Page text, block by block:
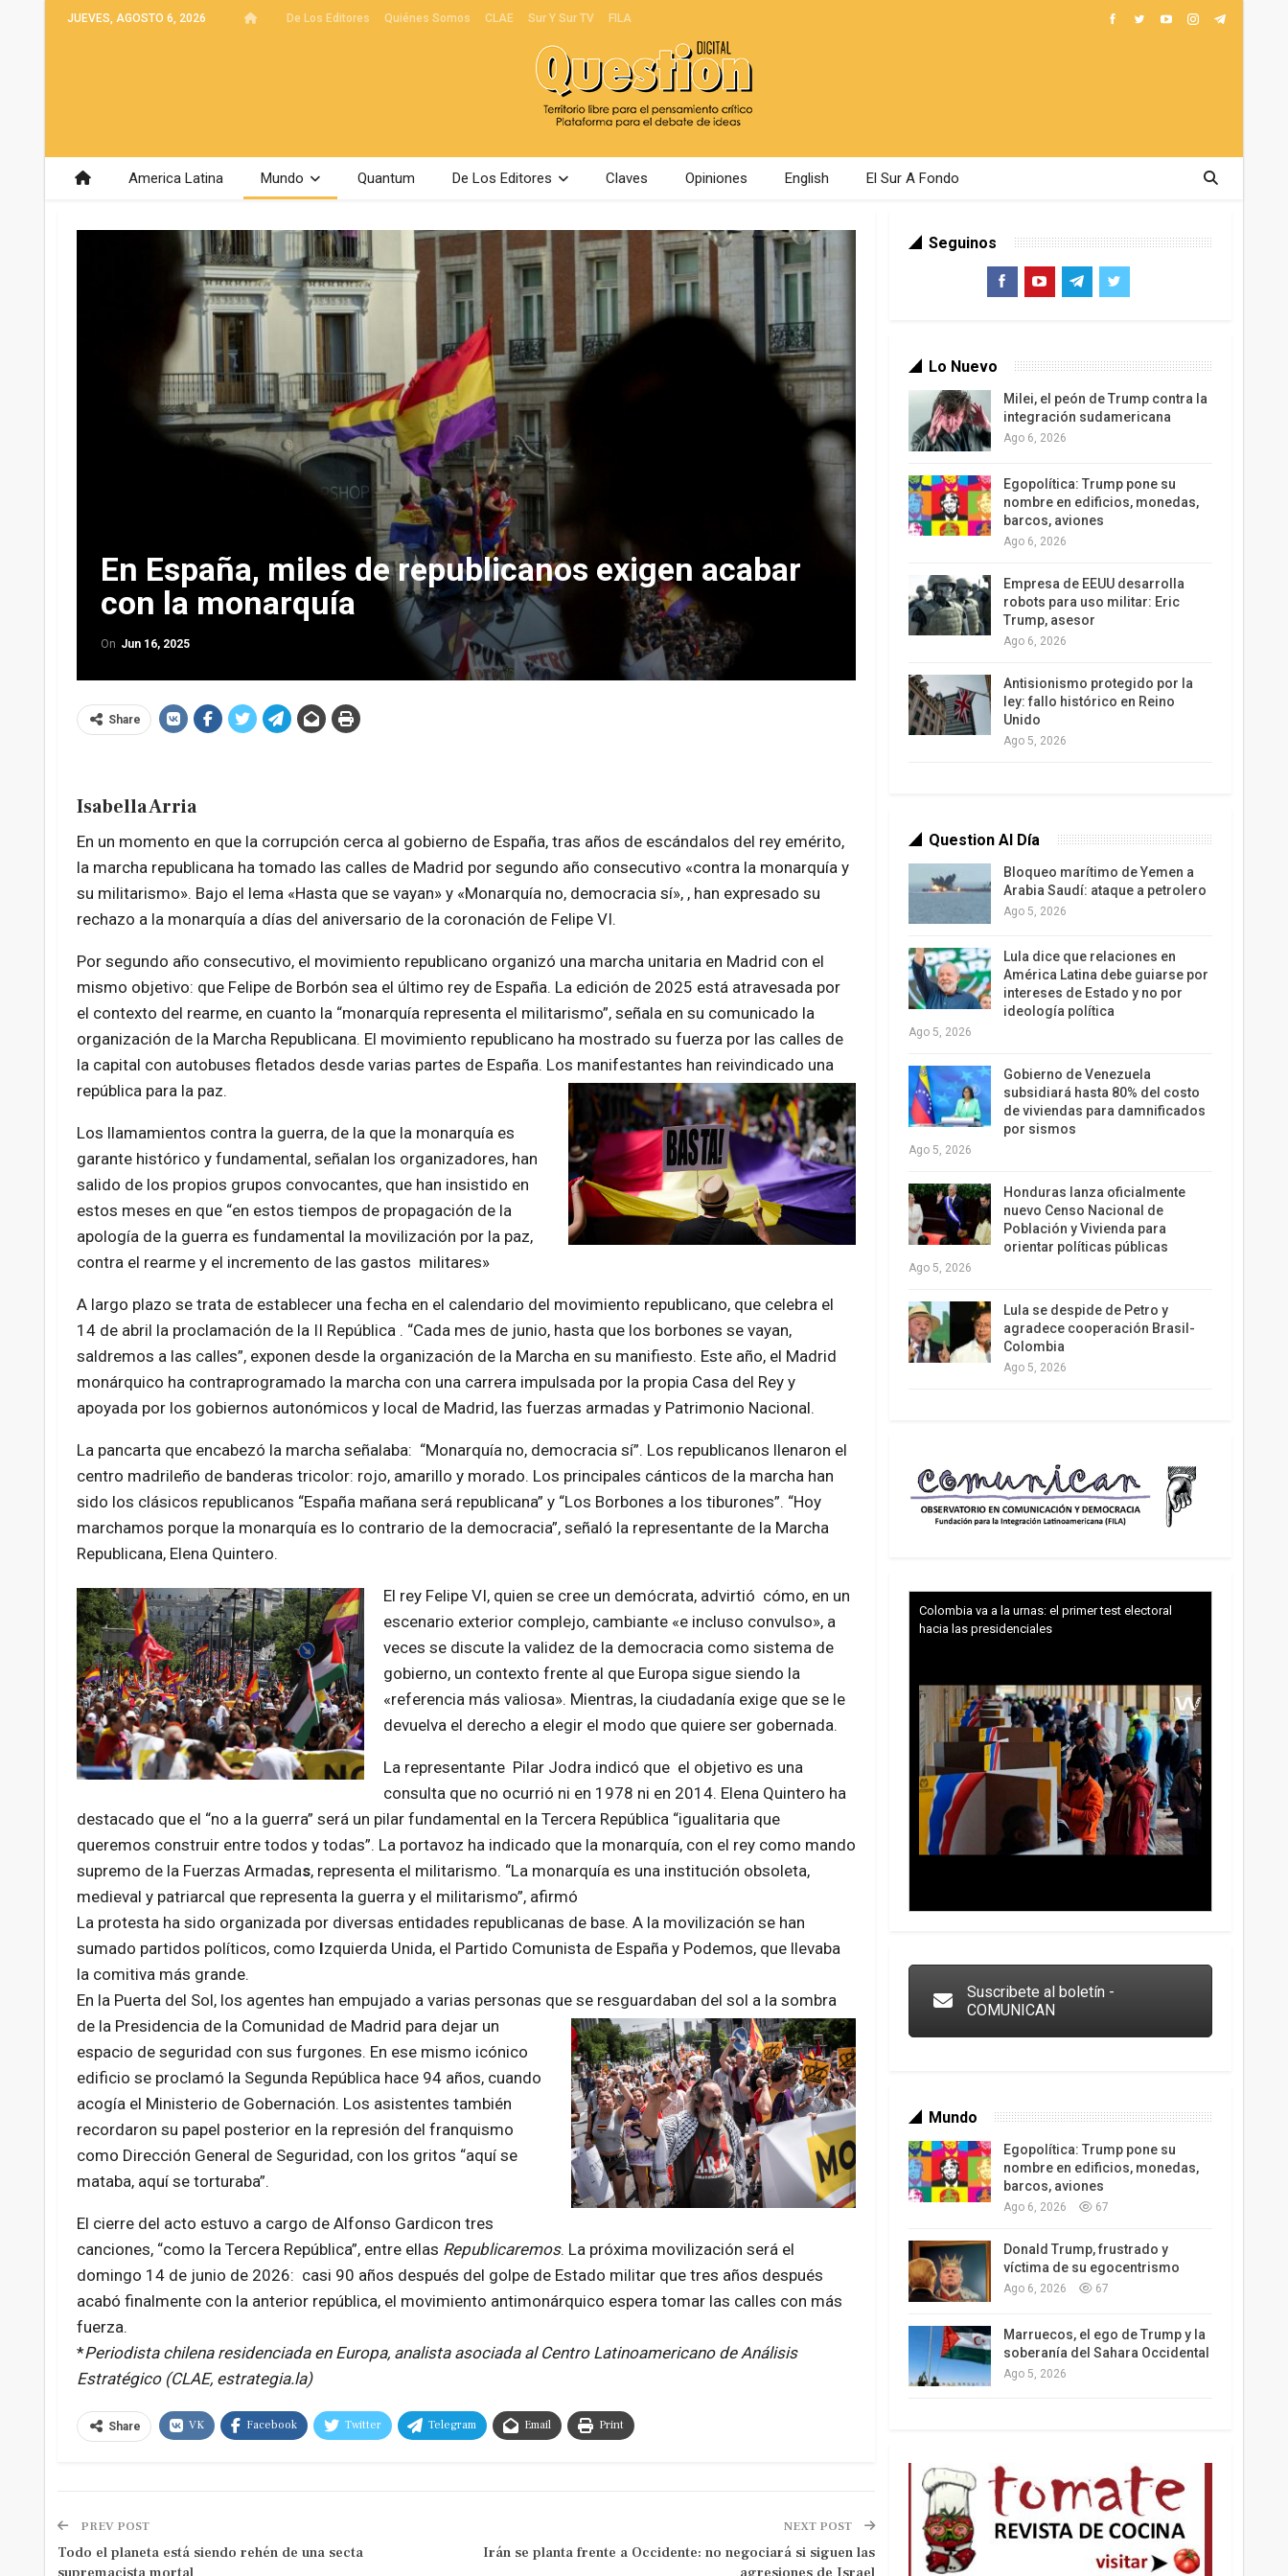
JUEVES, AGOSTO 6, 2026 De Los Editores Quiénes Somos CLAE Sur Y Sur TV FILA
America Latina Mundo Quantum De Los Editores Claves Opiniones English El Sur A Fondo
En España, miles de republicanos exigen acabar
con la monarquía
On Jun 16, 2025
Share
Isabella Arria
En un momento en que la corrupción cerca al gobierno de España, tras años de escándalos del rey emérito,
la marcha republicana ha tomado las calles de Madrid por segundo año consecutivo «contra la monarquía y
su militarismo». Bajo el lema «Hasta que se vayan» y «Monarquía no, democracia sí», , han expresado su
rechazo a la monarquía a días del aniversario de la coronación de Felipe VI.
Por segundo año consecutivo, el movimiento republicano organizó una marcha unitaria en Madrid con el
mismo objetivo: que Felipe de Borbón sea el último rey de España. La edición de 2025 está atravesada por
el contexto del rearme, en cuanto la “monarquía representa el militarismo”, señala en su comunicado la
organización de la Marcha Republicana. El movimiento republicano ha mostrado su fuerza por las calles de
la capital con autobuses fletados desde varias partes de España. Los manifestantes han reivindicado una
república para la paz.
Los llamamientos contra la guerra, de la que la monarquía es
garante histórico y fundamental, señalan los organizadores, han
salido de los propios grupos convocantes, que han insistido en
estos meses en que “en estos tiempos de propagación de la
apología de la guerra es fundamental la movilización por la paz,
contra el rearme y el incremento de las gastos militares»
A largo plazo se trata de establecer una fecha en el calendario del movimiento republicano, que celebra el
14 de abril la proclamación de la II República . “Cada mes de junio, hasta que los borbones se vayan,
saldremos a las calles”, exponen desde la organización de la Marcha en su manifiesto. Este año, el Madrid
monárquico ha contraprogramado la marcha con una carrera impulsada por la propia Casa del Rey y
apoyada por los gobiernos autonómicos y local de Madrid, las fuerzas armadas y Patrimonio Nacional.
La pancarta que encabezó la marcha señalaba: “Monarquía no, democracia sí”. Los republicanos llenaron el
centro madrileño de banderas tricolor: rojo, amarillo y morado. Los principales cánticos de la marcha han
sido los clásicos republicanos “España mañana será republicana” y “Los Borbones a los tiburones”. “Hoy
marchamos porque la monarquía es lo contrario de la democracia”, señaló la representante de la Marcha
Republicana, Elena Quintero.
El rey Felipe VI, quien se cree un demócrata, advirtió cómo, en un
escenario exterior complejo, cambiante «e incluso convulso», a
veces se discute la validez de la democracia como sistema de
gobierno, un contexto frente al que Europa sigue siendo la
«referencia más valiosa». Mientras, la ciudadanía exige que se le
devuelva el derecho a elegir el modo que quiere ser gobernada.
La representante Pilar Jodraindicó que el objetivo es una
consulta que no ocurrió ni en 1978 ni en 2014. Elena Quintero ha
destacado que el “no a la guerra” será un pilar fundamental en la Tercera República“igualitaria que
queremos construir entre todos y todas”. La portavoz ha indicado que la monarquía, con el rey como mando
supremo de la Fuerzas Armadas, representa el militarismo. “La monarquía es una institución obsoleta,
medieval y patriarcal que representa la guerra y el militarismo”, afirmó
La protesta ha sido organizada por diversas entidades republicanas de base. A la movilización se han
sumado partidos políticos, como Izquierda Unida, el Partido Comunista de España y Podemos, que llevaba
la comitiva más grande.
En la Puerta del Sol, los agentes han empujado a varias personas que se resguardaban del sol a la sombra
dela Presidencia de la Comunidad de Madrid para dejar un
espacio de seguridad con sus furgones. En ese mismo icónico
edificio se proclamó la Segunda República hace 94 años, cuando
acogía el Ministerio de Gobernación. Los asistentes también
recordaron su papel posterior en la represión del franquismo
como Dirección General de Seguridad, con los gritos “aquí se
mataba, aquí se torturaba”.
El cierre del acto estuvo a cargo de Alfonso Gardicon tres
canciones, “como la Tercera República”, entre ellas Republicaremos. La próxima movilización será el
domingo 14 de junio de 2026: casi 90 años después del golpe de Estado militar que tres años después
acabó finalmente con la anterior república, el movimiento antimonárquico espera tomar las calles con más
fuerza.
*Periodista chilena residenciada en Europa, analista asociada al Centro Latinoamericano de Análisis
Estratégico (CLAE, estrategia.la)
Share VK Facebook Twitter Telegram Email Print
PREV POST
Todo el planeta está siendo rehén de una secta
NEXT POST
Irán se planta frente a Occidente: no negociará si siguen las
Seguinos
Lo Nuevo
Milei, el peón de Trump contra la
integración sudamericana
Ago 6, 2026
Egopolítica: Trump pone su
nombre en edificios, monedas,
barcos, aviones
Ago 6, 2026
Empresa de EEUU desarrolla
robots para uso militar: Eric
Trump, asesor
Ago 6, 2026
Antisionismo protegido por la
ley: fallo histórico en Reino
Unido
Ago 5, 2026
Question Al Día
Bloqueo marítimo de Yemen a
Arabia Saudí: ataque a petrolero
Ago 5, 2026
Lula dice que relaciones en
América Latina debe guiarse por
intereses de Estado y no por
ideología política
Ago 5, 2026
Gobierno de Venezuela
subsidiará hasta 80% del costo
de viviendas para damnificados
por sismos
Ago 5, 2026
Honduras lanza oficialmente
nuevo Censo Nacional de
Población y Vivienda para
orientar políticas públicas
Ago 5, 2026
Lula se despide de Petro y
agradece cooperación Brasil-
Colombia
Ago 5, 2026
Colombia va a la urnas: el primer test electoral
hacia las presidenciales
Suscribete al boletín -
COMUNICAN
Mundo
Egopolítica: Trump pone su
nombre en edificios, monedas,
barcos, aviones
Ago 6, 2026 67
Donald Trump, frustrado y
víctima de su egocentrismo
Ago 6, 2026 67
Marruecos, el ego de Trump y la
soberanía del Sahara Occidental
Ago 5, 2026